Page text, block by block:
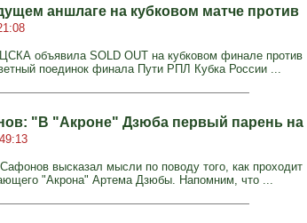
аншлаге на кубковом матче против
объявила SOLD OUT на кубковом финале против
поединок финала Пути РПЛ Кубка России ...
"В "Акроне" Дзюба первый парень на
высказал мысли по поводу того, как проходит
"Акрона" Артема Дзюбы. Напомним, что ...